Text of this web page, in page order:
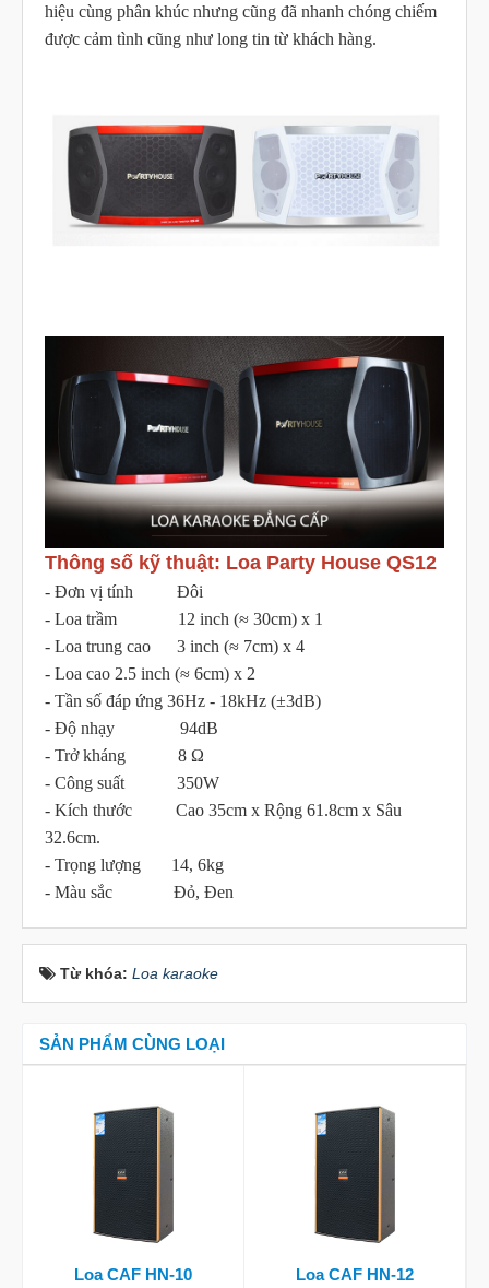
hiệu cùng phân khúc nhưng cũng đã nhanh chóng chiếm
được cảm tình cũng như long tin từ khách hàng.
Thông số kỹ thuật: Loa Party House QS12
- Đơn vị tính Đôi
- Loa trầm 12 inch (≈ 30cm) x 1
- Loa trung cao 3 inch (≈ 7cm) x 4
- Loa cao 2.5 inch (≈ 6cm) x 2
- Tần số đáp ứng 36Hz - 18kHz (±3dB)
- Độ nhạy 94dB
- Trở kháng 8 Ω
- Công suất 350W
- Kích thước Cao 35cm x Rộng 61.8cm x Sâu
32.6cm.
- Trọng lượng 14, 6kg
- Màu sắc Đỏ, Đen
Từ khóa: Loa karaoke
SẢN PHẨM CÙNG LOẠI
Loa CAF HN-10 Loa CAF HN-12